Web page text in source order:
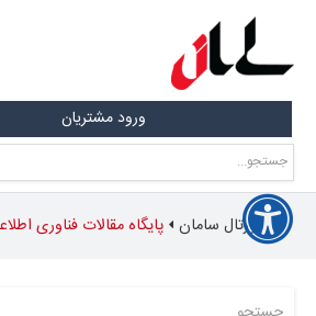
ورود مشتریان
پورتال سامان پایگاه مقالات فناوری